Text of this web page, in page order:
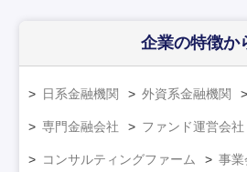
企業の特徴か
日系金融機関 外資系金融機関
専門金融会社 ファンド運営会社
コンサルティングファーム 事業